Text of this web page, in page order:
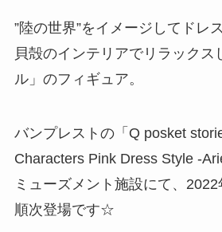
”陸の世界”をイメージしてドレ
貝殻のインテリアでリラックス
ル」のフィギュア。
バンプレストの「Q posket
Characters Pink Dress Style -
ミューズメント施設にて、
順次登場です☆